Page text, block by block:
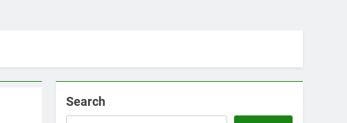
Search